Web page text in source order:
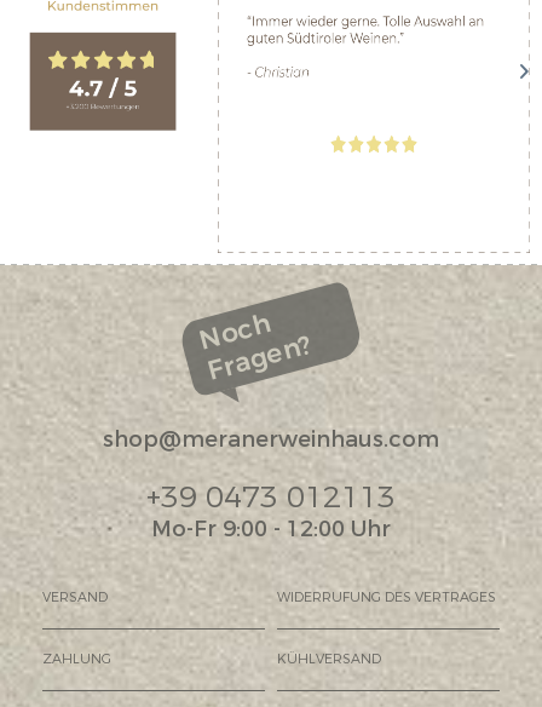
Noch
Fragen?
shop@meranerweinhaus.com
+39 0473 012113
Mo-Fr 9:00 - 12:00 Uhr
VERSAND WIDERRUFUNG DES VERTRAGES
ZAHLUNG KÜHLVERSAND